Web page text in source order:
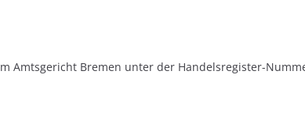
Amtsgericht Bremen unter der Handelsregister-